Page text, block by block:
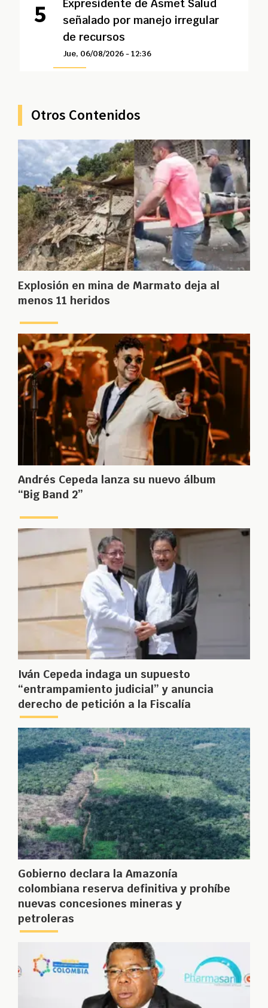
Expresidente de Asmet Salud
señalado por manejo irregular
de recursos
Jue, 06/08/2026 - 12:36
Otros Contenidos
Explosión en mina de Marmato deja al
menos 11 heridos
Andrés Cepeda lanza su nuevo álbum
“Big Band 2”
Iván Cepeda indaga un supuesto
“entrampamiento judicial” y anuncia
derecho de petición a la Fiscalía
Gobierno declara la Amazonía
colombiana reserva definitiva y prohíbe
nuevas concesiones mineras y
petroleras